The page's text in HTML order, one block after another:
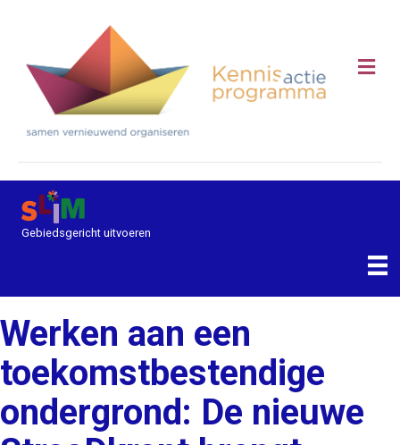
Gebiedsgericht uitvoeren
Werken aan een
toekomstbestendige
ondergrond: De nieuwe